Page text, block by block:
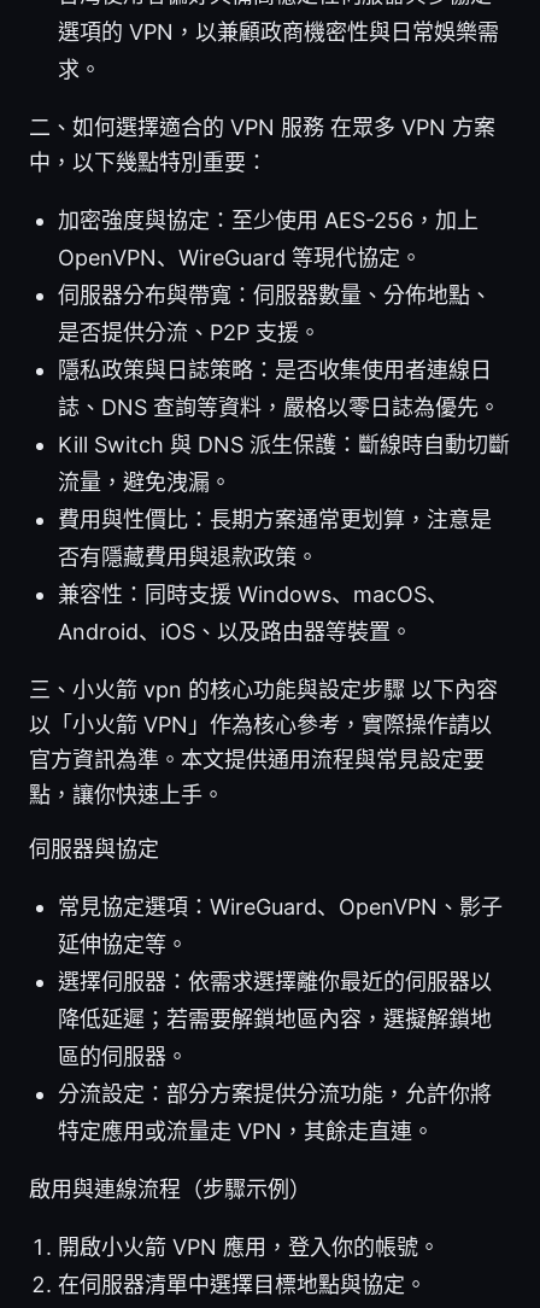
選項的 VPN，以兼顧政商機密性與日常娛樂需
求。
二、如何選擇適合的 VPN 服務 在眾多 VPN 方案
中，以下幾點特別重要：
加密強度與協定：至少使用 AES-256，加上
OpenVPN、WireGuard 等現代協定。
伺服器分布與帶寬：伺服器數量、分佈地點、
是否提供分流、P2P 支援。
隱私政策與日誌策略：是否收集使用者連線日
誌、DNS 查詢等資料，嚴格以零日誌為優先。
Kill Switch 與 DNS 派生保護：斷線時自動切斷
流量，避免洩漏。
費用與性價比：長期方案通常更划算，注意是
否有隱藏費用與退款政策。
兼容性：同時支援 Windows、macOS、
Android、iOS、以及路由器等裝置。
三、小火箭 vpn 的核心功能與設定步驟 以下內容
以「小火箭 VPN」作為核心參考，實際操作請以
官方資訊為準。本文提供通用流程與常見設定要
點，讓你快速上手。
伺服器與協定
常見協定選項：WireGuard、OpenVPN、影子
延伸協定等。
選擇伺服器：依需求選擇離你最近的伺服器以
降低延遲；若需要解鎖地區內容，選擬解鎖地
區的伺服器。
分流設定：部分方案提供分流功能，允許你將
特定應用或流量走 VPN，其餘走直連。
啟用與連線流程（步驟示例）
開啟小火箭 VPN 應用，登入你的帳號。
在伺服器清單中選擇目標地點與協定。